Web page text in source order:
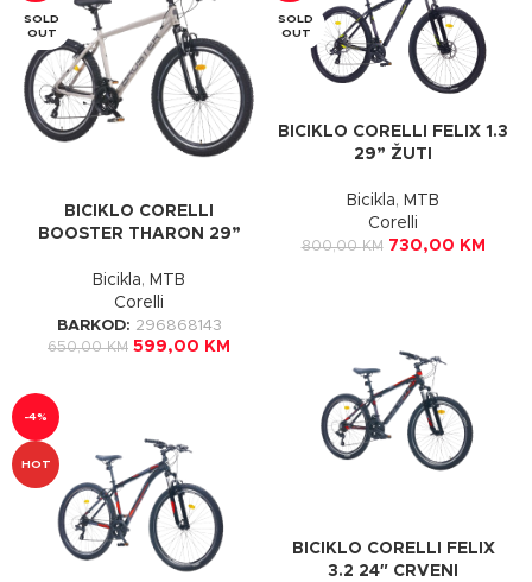
SOLD
OUT
BICIKLO CORELLI
BOOSTER THARON 29”
Bicikla, MTB
Corelli
BARKOD: 296868143
650,00KM 599,00 KM
SOLD
OUT
BICIKLO CORELLI FELIX 1.3
29” ŽUTI
Bicikla, MTB
Corelli
800,00KM 730,00 KM
BICIKLO CORELLI FELIX
3.2 24″ CRVENI
-4%
HOT